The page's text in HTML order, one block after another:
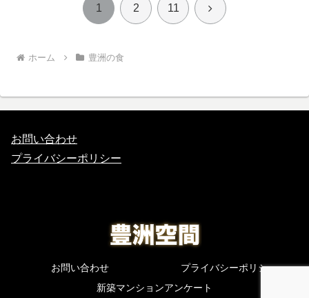
1 2 11 次
ホーム 豊洲の食
お問い合わせ
プライバシーポリシー
お問い合わせ
プライバシーポリシー
新築マンションアンケート